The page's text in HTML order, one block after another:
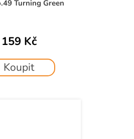
Turning Green
159 Kč
Koupit